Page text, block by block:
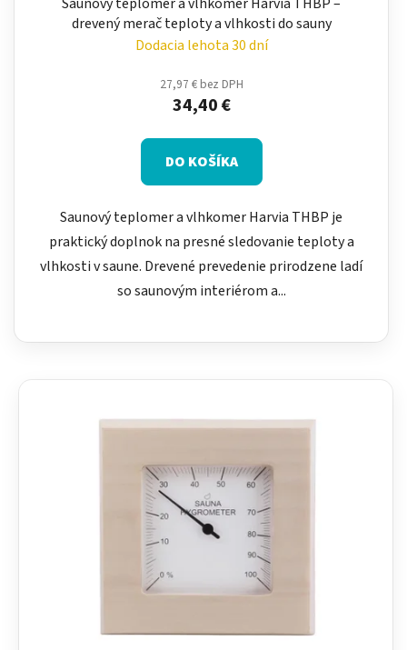
drevený merač teploty a vlhkosti do sauny
Dodacia lehota 30 dní
27,97 € bez DPH
34,40 €
DO KOŠÍKA
Saunový teplomer a vlhkomer Harvia THBP je
praktický doplnok na presné sledovanie teploty a
vlhkosti v saune. Drevené prevedenie prirodzene ladí
so saunovým interiérom a...